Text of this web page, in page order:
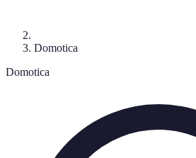
Domotica
Domotica